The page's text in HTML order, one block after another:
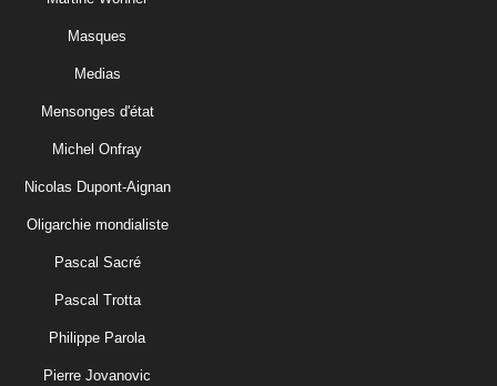
Masques
Medias
Mensonges d'état
Michel Onfray
Nicolas Dupont-Aignan
Oligarchie mondialiste
Pascal Sacré
Pascal Trotta
Philippe Parola
Pierre Jovanovic